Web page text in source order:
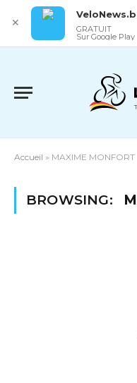
Accueil » MAXIME MONFORT
BROWSING:
✕ GRATUIT
Sur Google Play